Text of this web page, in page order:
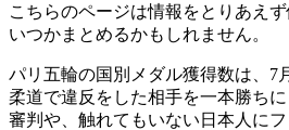
こちらのページは情報をとりあえ
いつかまとめるかもしれません。
パリ五輪の国別メダル獲得数は、7
柔道で違反をした相手を一本勝ち
審判や、触れてもいない日本人に